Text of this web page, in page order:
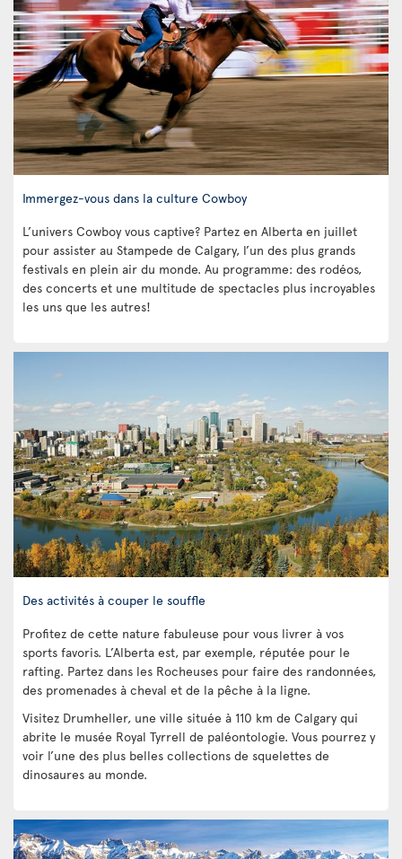
Immergez-vous dans la culture Cowboy
L’univers Cowboy vous captive? Partez en Alberta en juillet
pour assister au Stampede de Calgary, l’un des plus grands
festivals en plein air du monde. Au programme: des rodéos,
des concerts et une multitude de spectacles plus incroyables
les uns que les autres!
Des activités à couper le souffle
Profitez de cette nature fabuleuse pour vous livrer à vos
sports favoris. L’Alberta est, par exemple, réputée pour le
rafting. Partez dans les Rocheuses pour faire des randonnées,
des promenades à cheval et de la pêche à la ligne.
Visitez Drumheller, une ville située à 110 km de Calgary qui
abrite le musée Royal Tyrrell de paléontologie. Vous pourrez y
voir l’une des plus belles collections de squelettes de
dinosaures au monde.